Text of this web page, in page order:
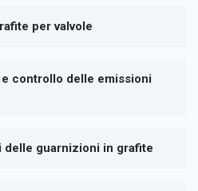
per valvole
e controllo delle emissioni
delle guarnizioni in grafite